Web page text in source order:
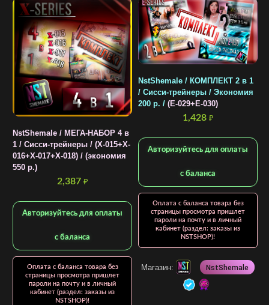
NstShemale / МЕГА-НАБОР 4 в
1 / Cисси-трейнеры / (X-015+X-
016+X-017+X-018) / (экономия
550 р.)
2,387 ₽
Авторизуйтесь для оплаты
с баланса
Оплата с баланса товара без
страницы просмотра пришлет
пароли на почту и в личный
кабинет (раздел: заказы из
NSTSHOP)!
NstShemale / КОМПЛЕКТ 2 в 1
/ Сисси-трейнеры / Экономия
200 р. / (E-029+E-030)
1,428 ₽
Авторизуйтесь для оплаты
с баланса
Оплата с баланса товара без
страницы просмотра пришлет
пароли на почту и в личный
кабинет (раздел: заказы из
NSTSHOP)!
Магазин: NstShemale